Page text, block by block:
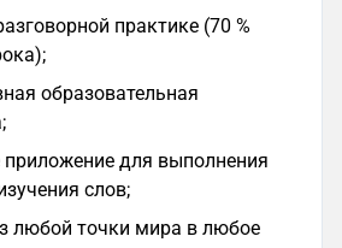
практике (70 %
образовательная
для выполнения
слов;
любой точки мира в любое